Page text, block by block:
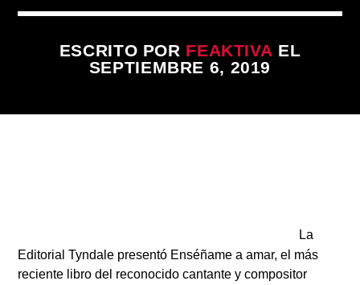
ESCRITO POR FEAKTIVA EL
SEPTIEMBRE 6, 2019
La
Editorial Tyndale presentó Enséñame a amar, el más
reciente libro del reconocido cantante y compositor